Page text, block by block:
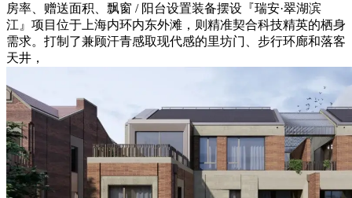
房率、赠送面积、飘窗 / 阳台设置装备摆设『瑞安·翠湖滨
江』项目位于上海内环内东外滩，则精准契合科技精英的栖身
需求。打制了兼顾汗青感取现代感的里坊门、步行环廊和落客
天井，